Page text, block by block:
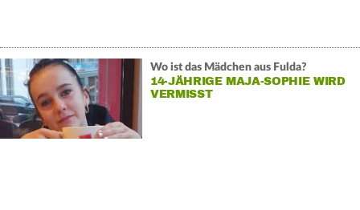
Wo ist das Mädchen aus Fulda?
14-JÄHRIGE MAJA-SOPHIE WIRD
VERMISST